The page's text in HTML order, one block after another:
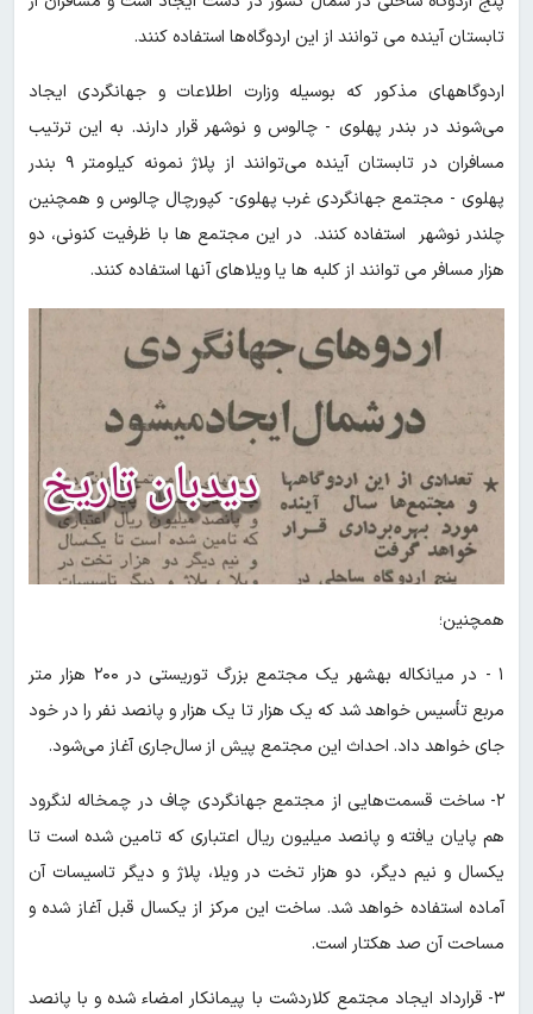
تابستان آینده می توانند از این اردوگاه‌ها استفاده کنند.
اردوگاههای مذکور که بوسیله وزارت اطلاعات و جهانگردی ایجاد
می‌شوند در بندر پهلوی - چالوس و نوشهر قرار دارند. به این ترتیب
مسافران در تابستان آینده می‌توانند از پلاژ نمونه کیلومتر ۹ بندر
پهلوی - مجتمع جهانگردی غرب پهلوی- کپورچال چالوس و همچنین
چلندر نوشهر استفاده کنند. در این مجتمع ها با ظرفیت کنونی، دو
هزار مسافر می توانند از کلبه ها یا ویلاهای آنها استفاده کنند.
همچنین؛
۱ - در میانکاله بهشهر یک مجتمع بزرگ‌ توریستی در ۲۰۰ هزار متر
مربع تأسیس خواهد شد که یک هزار تا یک هزار و پانصد نفر را در خود
جای خواهد داد. احداث این مجتمع پیش از سال‌جاری آغاز می‌شود.
۲- ساخت قسمت‌هایی از مجتمع جهانگردی چاف در چمخاله لنگرود
هم پایان یافته و پانصد میلیون ریال اعتباری که تامین شده است تا
یکسال و نیم دیگر، دو هزار تخت در ویلا، پلاژ و دیگر تاسیسات آن
آماده استفاده خواهد شد. ساخت این مرکز از یکسال قبل آغاز شده و
مساحت آن صد هکتار است.
۳- قرارداد ایجاد مجتمع کلاردشت با پیمانکار امضاء شده و با پانصد